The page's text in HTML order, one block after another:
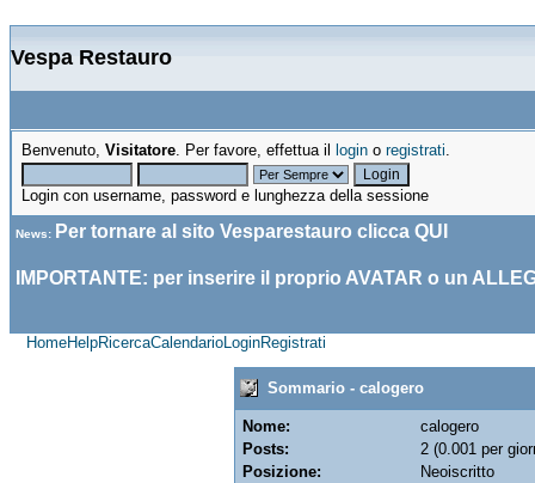
Vespa Restauro
Benvenuto, Visitatore. Per favore, effettua il login o registrati.
Login con username, password e lunghezza della sessione
News: Per tornare al sito Vesparestauro clicca QUI
IMPORTANTE: per inserire il proprio AVATAR o un
HomeHelpRicercaCalendarioLoginRegistrati
Sommario - calogero
Nome:
calogero
Posts:
2 (0.001 per
Posizione:
Neoiscritto